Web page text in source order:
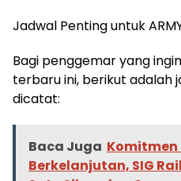
Jadwal Penting untuk
Bagi penggemar yang
terbaru ini, berikut adalah
dicatat:
Baca Juga
Berkelanjutan, SIG